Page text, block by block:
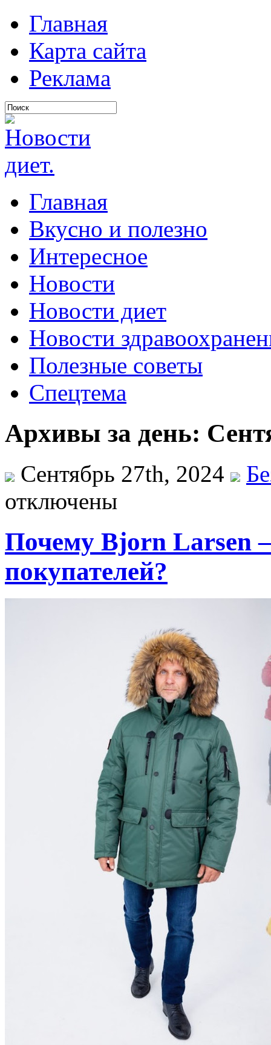
Главная
Карта сайта
Реклама
Главная
Вкусно и полезно
Интересное
Новости
Новости диет
Новости
Полезные советы
Спецтема
Архивы за день:
Сентябрь 27th, 2024
отключены
Почему Bjorn Larsen
покупателей?